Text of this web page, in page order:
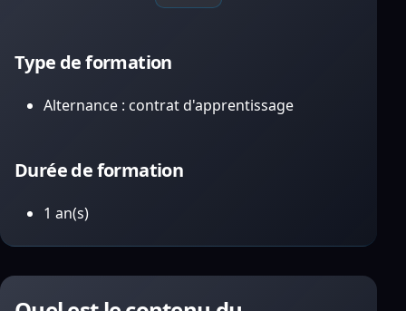
Type de formation
Alternance : contrat d'apprentissage
Durée de formation
1 an(s)